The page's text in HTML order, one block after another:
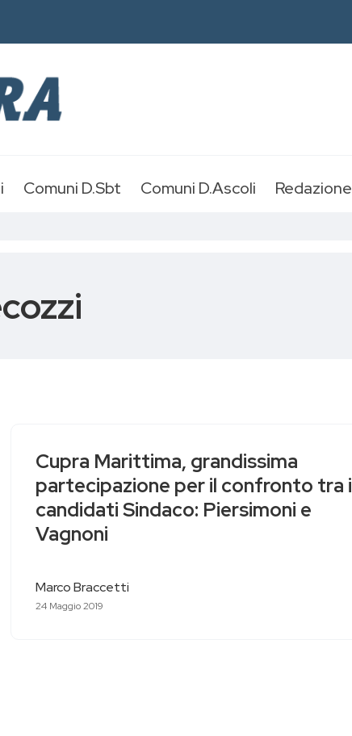
Comuni D.Sbt Comuni D.Ascoli Redazione
Cupra Marittima, grandissima
partecipazione per il confronto tra i
candidati Sindaco: Piersimoni e
Vagnoni
Marco Braccetti
24 Maggio 2019